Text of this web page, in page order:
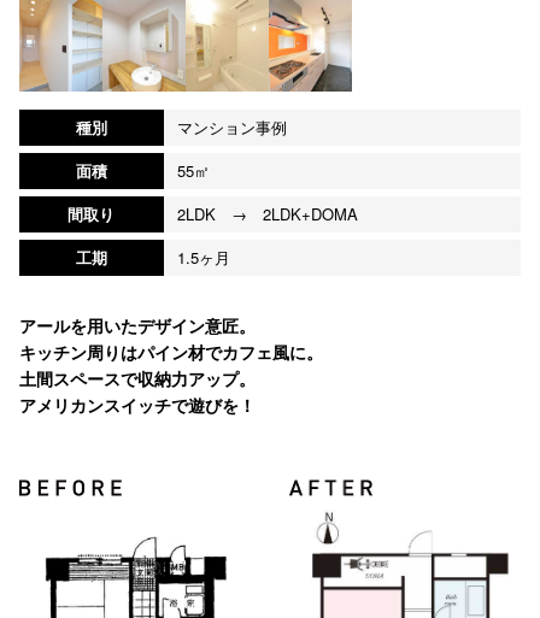
種別
マンション事例
面積
55㎡
間取り
2LDK → 2LDK+DOMA
工期
1.5ヶ月
アールを用いたデザイン意匠。
キッチン周りはパイン材でカフェ風に。
土間スペースで収納力アップ。
アメリカンスイッチで遊びを！